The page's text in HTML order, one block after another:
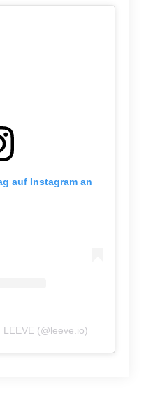
auf Instagram an
(@leeve.io)